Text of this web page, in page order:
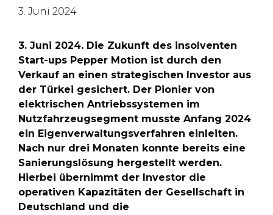
3. Juni 2024
3. Juni 2024. Die Zukunft des insolventen
Start-ups Pepper Motion ist durch den
Verkauf an einen strategischen Investor aus
der Türkei gesichert. Der Pionier von
elektrischen Antriebssystemen im
Nutzfahrzeugsegment musste Anfang 2024
ein Eigenverwaltungsverfahren einleiten.
Nach nur drei Monaten konnte bereits eine
Sanierungslösung hergestellt werden.
Hierbei übernimmt der Investor die
operativen Kapazitäten der Gesellschaft in
Deutschland und die